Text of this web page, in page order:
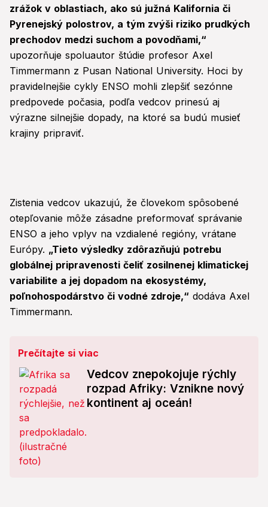
zrážok v oblastiach, ako sú južná Kalifornia či
Pyrenejský polostrov, a tým zvýši riziko prudkých
prechodov medzi suchom a povodňami,“
upozorňuje spoluautor štúdie profesor Axel
Timmermann z Pusan National University. Hoci by
pravidelnejšie cykly ENSO mohli zlepšiť sezónne
predpovede počasia, podľa vedcov prinesú aj
výrazne silnejšie dopady, na ktoré sa budú musieť
krajiny pripraviť.
Zistenia vedcov ukazujú, že človekom spôsobené
otepľovanie môže zásadne preformovať správanie
ENSO a jeho vplyv na vzdialené regióny, vrátane
Európy. „Tieto výsledky zdôrazňujú potrebu
globálnej pripravenosti čeliť zosilnenej klimatickej
variabilite a jej dopadom na ekosystémy,
poľnohospodárstvo či vodné zdroje,“ dodáva Axel
Timmermann.
Prečítajte si viac
Vedcov znepokojuje rýchly
rozpad Afriky: Vznikne nový
kontinent aj oceán!